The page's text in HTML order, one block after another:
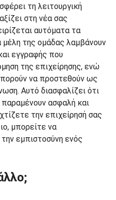
τη λειτουργική
στη νέα σας
αυτόματα τα
της ομάδας λαμβάνουν
εγγραφής που
της επιχείρησης, ενώ
να προστεθούν ως
Αυτό διασφαλίζει ότι
ασφαλή και
την επιχείρησή σας
μπορείτε να
εμπιστοσύνη ενός